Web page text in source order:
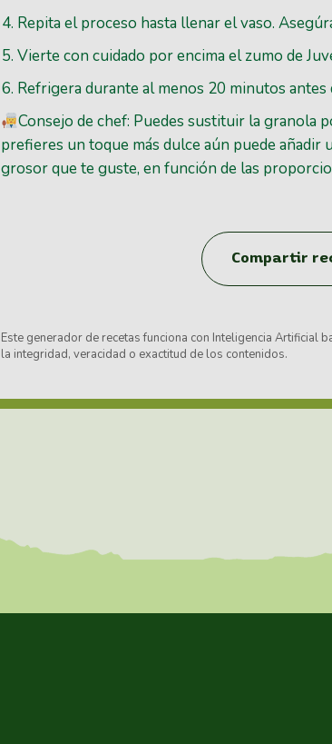
Repita el proceso hasta llenar el vaso.
Vierte con cuidado por encima el zumo de
Refrigera durante al menos 20 minutos antes
Consejo de chef: Puedes sustituir la
prefieres un toque más dulce aún puede añadir
grosor que te guste, en función de las
Compartir
Este generador de recetas funciona con Inteligencia Artificial
la integridad, veracidad o exactitud de los contenidos.